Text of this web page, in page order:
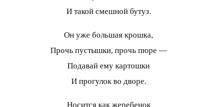
И такой смешной бутуз.
Он уже большая крошка,
Прочь пустышки, прочь пюре —
Подавай ему картошки
И прогулок во дворе.
Носится как жеребенок